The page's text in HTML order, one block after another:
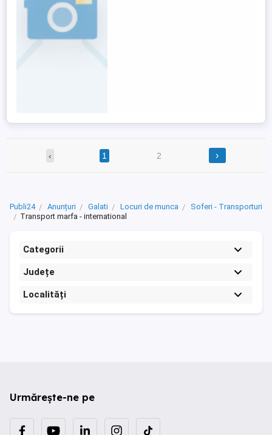
‹ 1 2 ›
Publi24 Anunțuri Galati Locuri de munca
Soferi - Transporturi
Transport marfa - international
Categorii
Județe
Localități
Urmărește-ne pe